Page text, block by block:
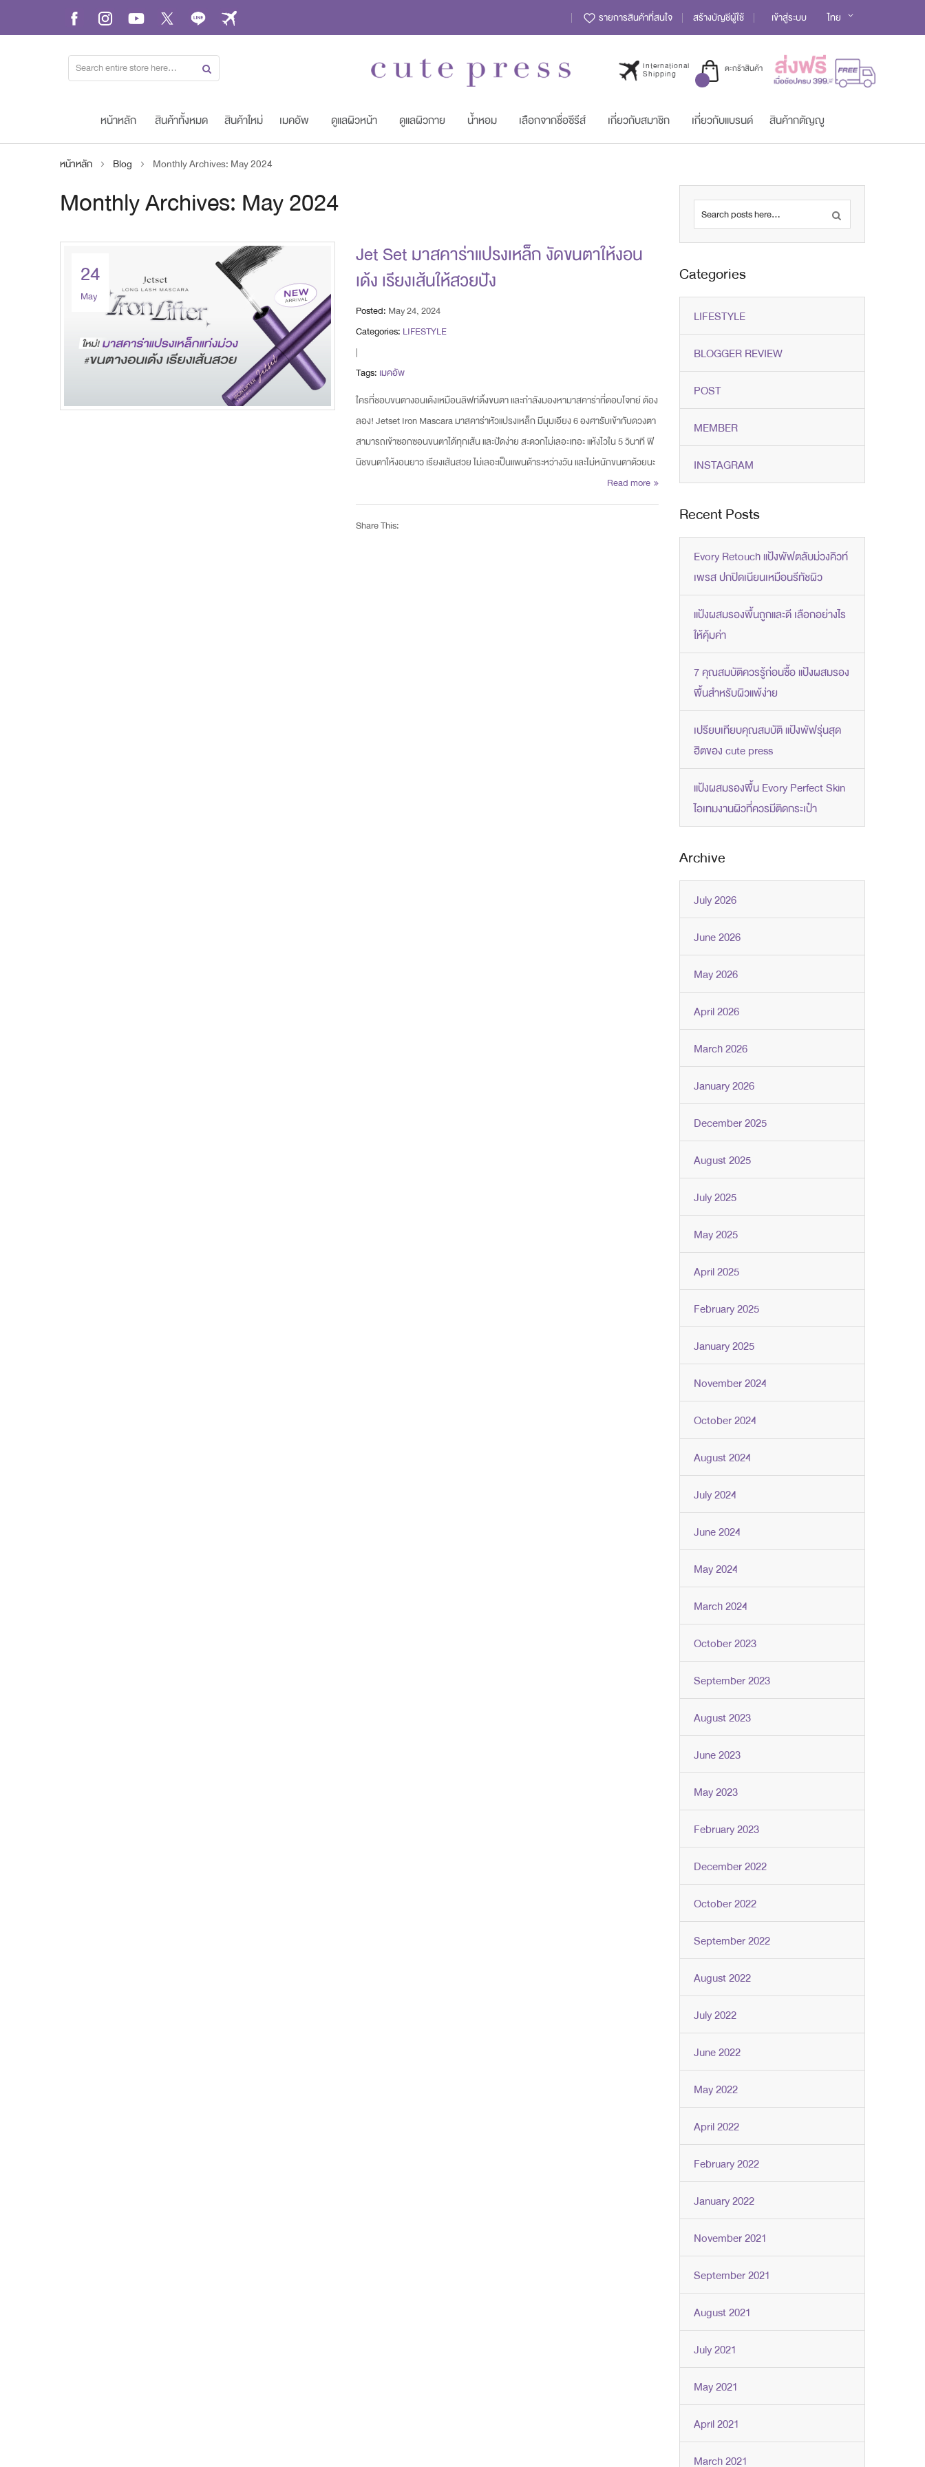
รายการสินค้าที่สนใจ สร้างบัญชีผู้ใช้ เข้าสู่ระบบ Language
ไทย
Skip
Content
International
Shipping ตะกร้าสินค้า
หน้าหลัก สินค้าทั้งหมด สินค้าใหม่ เมคอัพ ดูแลผิวหน้า ดูแลผิวกาย น้ำหอม เลือกจากชื่อซีรีส์ เกี่ยวกับสมาชิก เกี่ยวกับแบรนด์ สินค้ากตัญญู
หน้าหลัก Blog Monthly Archives: May 2024
Monthly Archives: May 2024
24
May
Jet Set มาสคาร่าแปรงเหล็ก งัดขนตาให้งอน
เด้ง เรียงเส้นให้สวยปัง
Posted: May 24, 2024
Categories: LIFESTYLE
|
Tags: เมคอัพ
ใครที่ชอบขนตางอนเด้งเหมือนลิฟท์ติ้งขนตา และกำลังมองหามาสคาร่าที่ตอบโจทย์ ต้อง
ลอง! Jetset Iron Mascara มาสคาร่าหัวแปรงเหล็ก มีมุมเอียง 6 องศารับเข้ากับดวงตา
สามารถเข้าซอกซอนขนตาได้ทุกเส้น และปัดง่าย สะดวกไม่เลอะเทอะ แห้งไวใน 5 วินาที ฟิ
นิชขนตาให้งอนยาว เรียงเส้นสวย ไม่เลอะเป็นแพนด้าระหว่างวัน และไม่หนักขนตาด้วยนะ
Read more
Share This:
Search
Categories
LIFESTYLE
BLOGGER REVIEW
POST
MEMBER
INSTAGRAM
Recent Posts
Evory Retouch แป้งพัฟตลับม่วงคิวท์
เพรส ปกปิดเนียนเหมือนรีทัชผิว
แป้งผสมรองพื้นถูกและดี เลือกอย่างไร
ให้คุ้มค่า
7 คุณสมบัติควรรู้ก่อนซื้อ แป้งผสมรอง
พื้นสำหรับผิวแพ้ง่าย
เปรียบเทียบคุณสมบัติ แป้งพัฟรุ่นสุด
ฮิตของ cute press
แป้งผสมรองพื้น Evory Perfect Skin
ไอเทมงานผิวที่ควรมีติดกระเป๋า
Archive
July 2026
June 2026
May 2026
April 2026
March 2026
January 2026
December 2025
August 2025
July 2025
May 2025
April 2025
February 2025
January 2025
November 2024
October 2024
August 2024
July 2024
June 2024
May 2024
March 2024
October 2023
September 2023
August 2023
June 2023
May 2023
February 2023
December 2022
October 2022
September 2022
August 2022
July 2022
June 2022
May 2022
April 2022
February 2022
January 2022
November 2021
September 2021
August 2021
July 2021
May 2021
April 2021
March 2021